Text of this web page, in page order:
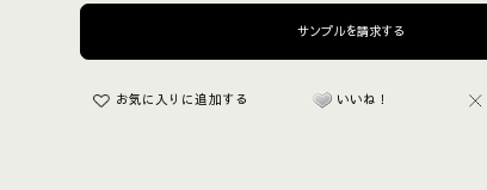
お気に入りに追加する いいね！